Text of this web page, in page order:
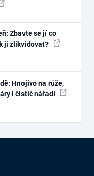
Zbavte se jí co
ji zlikvidovat?
Hnojivo na růže,
i čistič nářadí